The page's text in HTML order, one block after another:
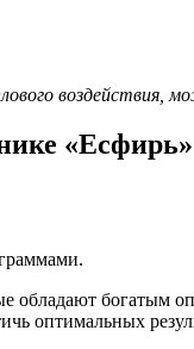
воздействия,
«Есфирь»
богатым
оптимальных